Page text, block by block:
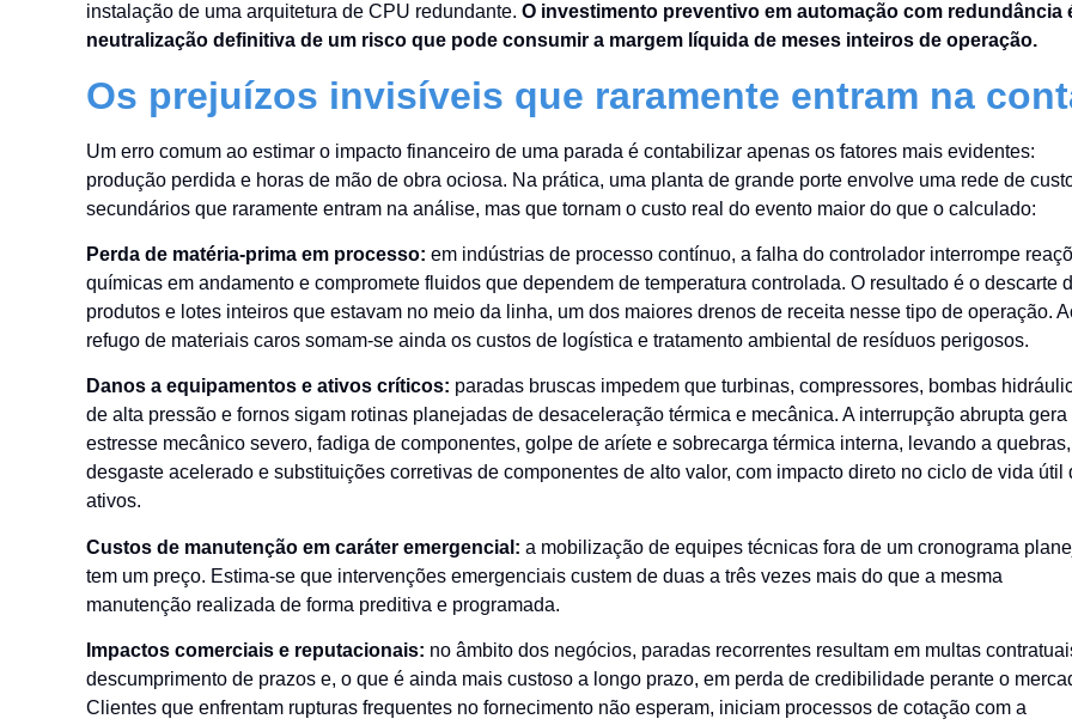
instalação de uma arquitetura de CPU redundante. O investimento preventivo em automação com redundância
neutralização definitiva de um risco que pode consumir a margem líquida de meses inteiros de operação.
Os prejuízos invisíveis que raramente entram na
Um erro comum ao estimar o impacto financeiro de uma parada é contabilizar apenas os fatores mais evidentes:
produção perdida e horas de mão de obra ociosa. Na prática, uma planta de grande porte envolve uma rede de
secundários que raramente entram na análise, mas que tornam o custo real do evento maior do que o calculado:
Perda de matéria-prima em processo: em indústrias de processo contínuo, a falha do controlador interrompe
químicas em andamento e compromete fluidos que dependem de temperatura controlada. O resultado é o descarte
produtos e lotes inteiros que estavam no meio da linha, um dos maiores drenos de receita nesse tipo de operação.
refugo de materiais caros somam-se ainda os custos de logística e tratamento ambiental de resíduos perigosos.
Danos a equipamentos e ativos críticos: paradas bruscas impedem que turbinas, compressores, bombas
de alta pressão e fornos sigam rotinas planejadas de desaceleração térmica e mecânica. A interrupção abrupta gera
estresse mecânico severo, fadiga de componentes, golpe de aríete e sobrecarga térmica interna, levando a quebras,
desgaste acelerado e substituições corretivas de componentes de alto valor, com impacto direto no ciclo de vida útil
ativos.
Custos de manutenção em caráter emergencial: a mobilização de equipes técnicas fora de um cronograma
tem um preço. Estima-se que intervenções emergenciais custem de duas a três vezes mais do que a mesma
manutenção realizada de forma preditiva e programada.
Impactos comerciais e reputacionais: no âmbito dos negócios, paradas recorrentes resultam em multas
descumprimento de prazos e, o que é ainda mais custoso a longo prazo, em perda de credibilidade perante o
Clientes que enfrentam rupturas frequentes no fornecimento não esperam, iniciam processos de cotação com a